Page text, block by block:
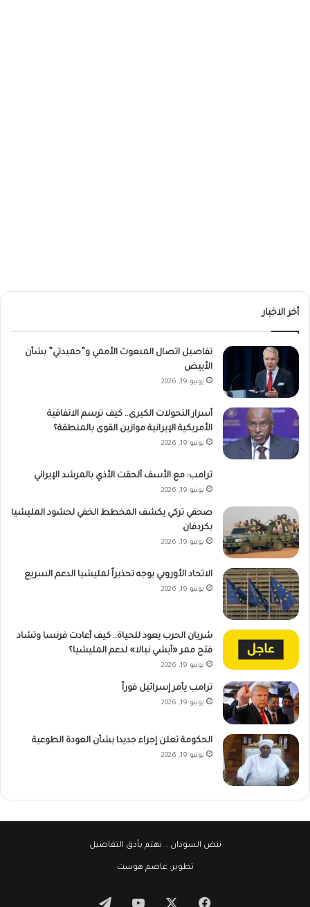
أخر الاخبار
تفاصيل اتصال المبعوث الأممي و”حميدتي” بشأن
الأبيض
يونيو 19, 2026
أسرار التحولات الكبرى.. كيف ترسم الاتفاقية
الأمريكية الإيرانية موازين القوى بالمنطقة؟
يونيو 19, 2026
ترامب: مع الأسف ألحقت الأذي بالمرشد الإيراني
يونيو 19, 2026
صحفي تركي يكشف المخطط الخفي لحشود المليشيا
بكردفان
يونيو 19, 2026
الاتحاد الأوروبي يوجه تحذيراً لمليشيا الدعم السريع
يونيو 19, 2026
شريان الحرب يعود للحياة.. كيف أعادت فرنسا وتشاد
فتح ممر «أبشي نيالا» لدعم المليشيا؟
يونيو 19, 2026
ترامب يأمر إسرائيل فوراً
يونيو 19, 2026
الحكومة تعلن إجراء جديدا بشأن العودة الطوعية
يونيو 19, 2026
نبض السودان .. نهتم بأدق التفاصيل
تطوير:عاصم هوست
فيسبوك ‫YouTubeتيلقرام